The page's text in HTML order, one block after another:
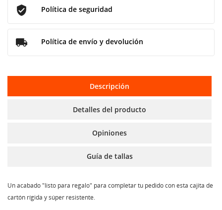
Política de seguridad
Política de envío y devolución
Descripción
Detalles del producto
Opiniones
Guía de tallas
Un acabado "listo para regalo" para completar tu pedido con esta cajita de
cartón rígida y súper resistente.